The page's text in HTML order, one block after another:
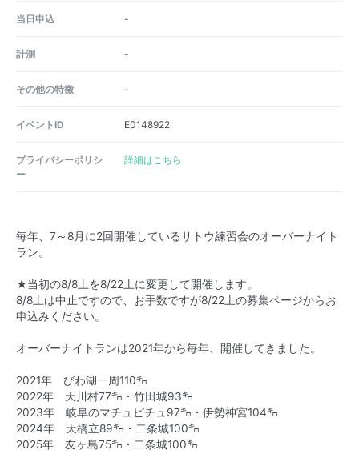
当日申込 -
計測 -
その他の特徴 -
イベントID E0148922
プライバシーポリシ
ー
詳細はこちら
毎年、7～8月に2回開催しているサトウ練習会のオーバーナイト
ラン。
★当初の8/8土を8/22土に変更して開催します。
8/8土は中止ですので、お手数ですが8/22土の募集ページからお
申込みください。
オーバーナイトランは2021年から毎年、開催してきました。
2021年 びわ湖一周110㌔
2022年 天川村77㌔・竹田城93㌔
2023年 岐阜のマチュピチュ97㌔・伊勢神宮104㌔
2024年 天橋立89㌔・二条城100㌔
2025年 友ヶ島75㌔・二条城100㌔